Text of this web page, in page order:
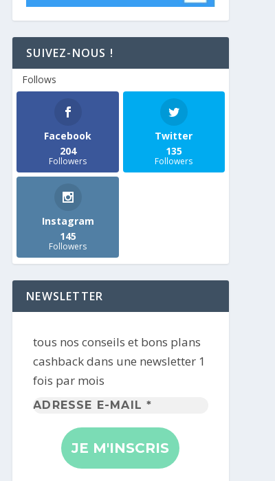
SUIVEZ-NOUS !
Follows
Facebook
204
Followers
Twitter
135
Followers
Instagram
145
Followers
NEWSLETTER
tous nos conseils et bons plans
cashback dans une newsletter 1
fois par mois
Adresse
mail
*